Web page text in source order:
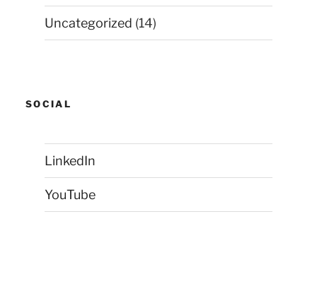
Uncategorized (14)
SOCIAL
LinkedIn
YouTube